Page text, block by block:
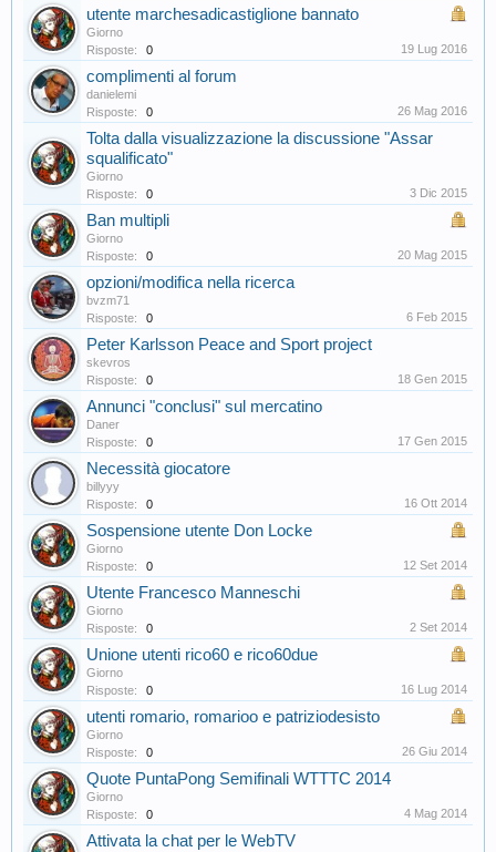
utente marchesadicastiglione bannato
Giorno
Risposte:
0 19 Lug 2016
complimenti al forum
danielemi
Risposte:
0 26 Mag 2016
Tolta dalla visualizzazione la discussione "Assar
squalificato"
Giorno
Risposte:
0 3 Dic 2015
Ban multipli
Giorno
Risposte:
0 20 Mag 2015
opzioni/modifica nella ricerca
bvzm71
Risposte:
0 6 Feb 2015
Peter Karlsson Peace and Sport project
skevros
Risposte:
0 18 Gen 2015
Annunci "conclusi" sul mercatino
Daner
Risposte:
0 17 Gen 2015
Necessità giocatore
billyyy
Risposte:
0 16 Ott 2014
Sospensione utente Don Locke
Giorno
Risposte:
0 12 Set 2014
Utente Francesco Manneschi
Giorno
Risposte:
0 2 Set 2014
Unione utenti rico60 e rico60due
Giorno
Risposte:
0 16 Lug 2014
utenti romario, romarioo e patriziodesisto
Giorno
Risposte:
0 26 Giu 2014
Quote PuntaPong Semifinali WTTTC 2014
Giorno
Risposte:
0 4 Mag 2014
Attivata la chat per le WebTV